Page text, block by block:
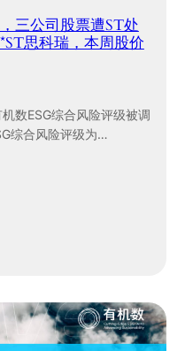
三公司股票遭ST处
思科瑞，本周股价
数ESG综合风险评级被调
综合风险评级为…